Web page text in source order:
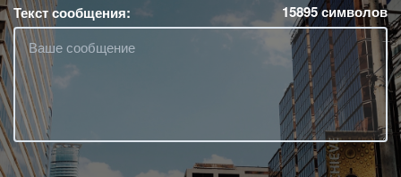
Текст сообщения: 15895символов